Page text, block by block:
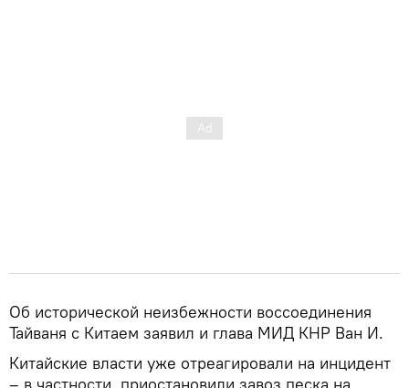
Об исторической неизбежности воссоединения
Тайваня с Китаем заявил и глава МИД КНР Ван И.
Китайские власти уже отреагировали на инцидент
– в частности, приостановили завоз песка на